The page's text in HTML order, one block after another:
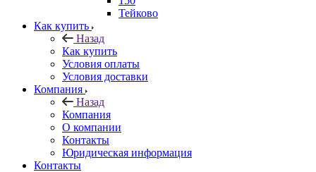
Тейково
Как купить
Назад
Как купить
Условия оплаты
Условия доставки
Компания
Назад
Компания
О компании
Контакты
Юридическая информация
Контакты